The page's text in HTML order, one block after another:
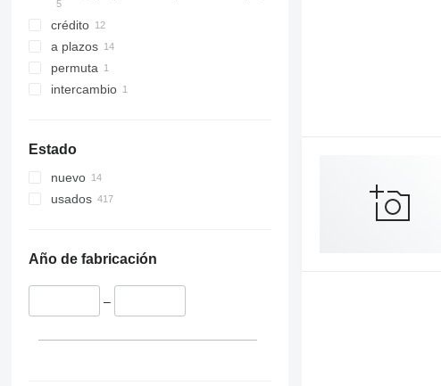
crédito
a plazos
permuta
intercambio
Estado
nuevo
usados
Año de fabricación
–